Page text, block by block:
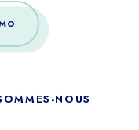
NOUS